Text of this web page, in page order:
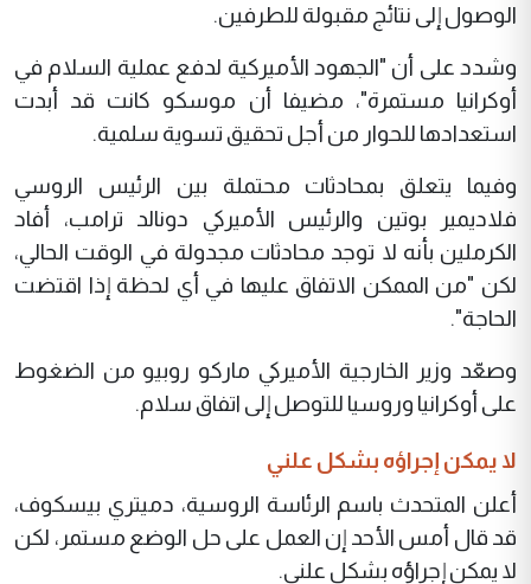
الوصول إلى نتائج مقبولة للطرفين.
وشدد على أن "الجهود الأميركية لدفع عملية السلام في
أوكرانيا مستمرة"، مضيفا أن موسكو كانت قد أبدت
استعدادها للحوار من أجل تحقيق تسوية سلمية.
وفيما يتعلق بمحادثات محتملة بين الرئيس الروسي
فلاديمير بوتين والرئيس الأميركي دونالد ترامب، أفاد
الكرملين بأنه لا توجد محادثات مجدولة في الوقت الحالي،
لكن "من الممكن الاتفاق عليها في أي لحظة إذا اقتضت
الحاجة".
وصعّد وزير الخارجية الأميركي ماركو روبيو من الضغوط
على أوكرانيا وروسيا للتوصل إلى اتفاق سلام.
لا يمكن إجراؤه بشكل علني
أعلن المتحدث باسم الرئاسة الروسية، دميتري بيسكوف،
قد قال أمس الأحد إن العمل على حل الوضع مستمر، لكن
لا يمكن إجراؤه بشكل علني.